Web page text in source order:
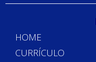
HOME
CURRÍCULO